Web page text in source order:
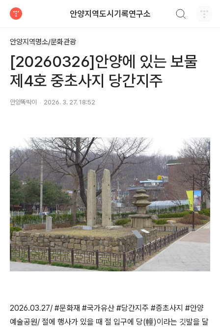
안양지역도시기록연구소
안양지역명소/문화관광
[20260326]안양에 있는 보물
제4호 중초사지 당간지주
안양똑딱이 2026. 3. 27. 18:52
2026.03.27/ #문화재 #국가유산 #당간지주 #증초사지 #안양
예술공원/ 절에 행사가 있을 때 절 입구에 당(幢)이라는 깃발을 달